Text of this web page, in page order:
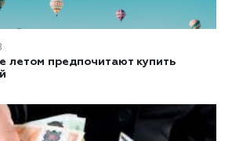
летом предпочитают купить